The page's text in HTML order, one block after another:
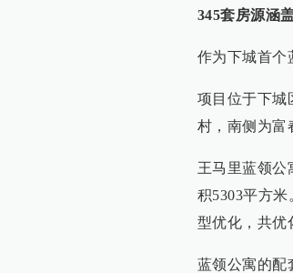
345套房源涵
作为下城首个
项目位于下城
村，南侧为富
王马里蓝领公
积5303平方
型优化，共优
蓝领公寓的配